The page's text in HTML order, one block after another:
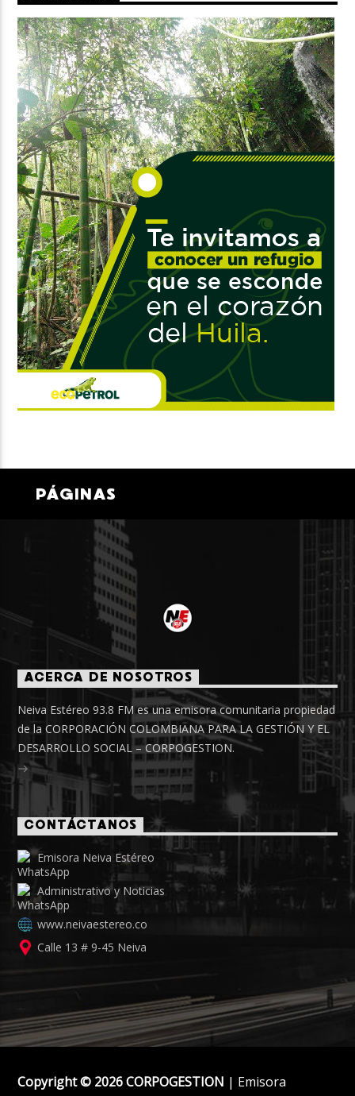
PÁGINAS
ACERCA DE NOSOTROS
Neiva Estéreo 93.8 FM es una emisora comunitaria propiedad
de la CORPORACIÓN COLOMBIANA PARA LA GESTIÓN Y EL
DESARROLLO SOCIAL – CORPOGESTION.
CONTÁCTANOS
Emisora Neiva Estéreo
Administrativo y Noticias
www.neivaestereo.co
Calle 13 # 9-45 Neiva
Copyright © 2026 CORPOGESTION | Emisora